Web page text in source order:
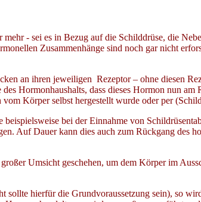
- sei es in Bezug auf die Schilddrüse, die
Zusammenhänge sind noch gar nicht
an ihren jeweiligen Rezeptor – ohne diesen
Hormonhaushalts, dass dieses Hormon nun
Körper selbst hergestellt wurde oder per
bei der Einnahme von
Auf Dauer kann dies auch zum Rückgang
Umsicht geschehen, um dem Körper im
hierfür die Grundvoraussetzung sein), so